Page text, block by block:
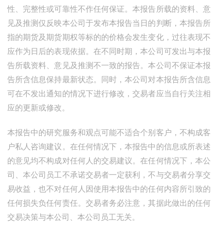
性、完整性或可靠性不作任何保证。本报告所载的资料、意
见及推测仅反映本公司于发布本报告当日的判断，本报告所
指的期货及期货期权等标的的价格会发生变化，过往表现不
应作为日后的表现依据。在不同时期，本公司可发出与本报
告所载资料、意见及推测不一致的报告。本公司不保证本报
告所含信息保持最新状态。同时，本公司对本报告所含信息
可在不发出通知的情况下进行修改，交易者应当自行关注相
应的更新或修改。
本报告中的研究服务和观点可能不适合个别客户，不构成客
户私人咨询建议。在任何情况下，本报告中的信息或所表述
的意见均不构成对任何人的交易建议。在任何情况下，本公
司、本公司员工不承诺交易者一定获利，不与交易者分享交
易收益，也不对任何人因使用本报告中的任何内容所引致的
任何损失负任何责任。交易者务必注意，其据此做出的任何
交易决策与本公司、本公司员工无关。